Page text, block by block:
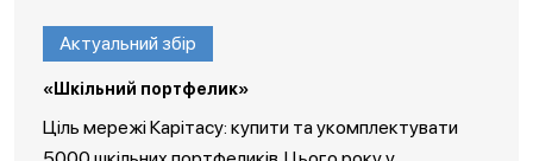
Актуальний збір
«Шкільний портфелик»
Ціль мережі Карітасу: купити та укомплектувати